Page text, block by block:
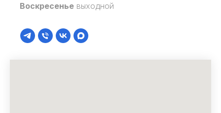
Воскресенье выходной